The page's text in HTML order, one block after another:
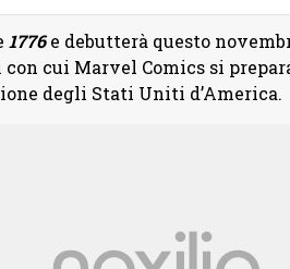
1776e debutterà questo
cui Marvel Comics si
degli Stati Uniti d’America.